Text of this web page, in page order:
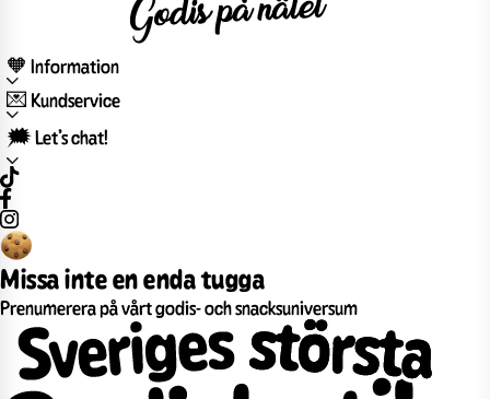
🧡 Information
💌 Kundservice
🗯️ Let’s chat!
Missa inte en enda tugga
Prenumerera på vårt godis- och snacksuniversum